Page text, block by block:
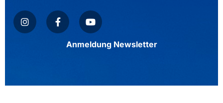
Anmeldung Newsletter